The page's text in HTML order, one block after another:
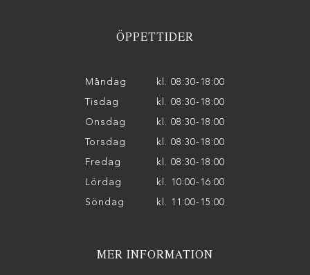
ÖPPETTIDER
Måndag kl. 08:30-18:00
Tisdag kl. 08:30-18:00
Onsdag kl. 08:30-18:00
Torsdag kl. 08:30-18:00
Fredag kl. 08:30-18:00
Lördag kl. 10:00-16:00
Söndag kl. 11:00-15:00
MER INFORMATION